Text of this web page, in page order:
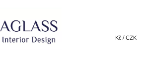
Kč / CZK